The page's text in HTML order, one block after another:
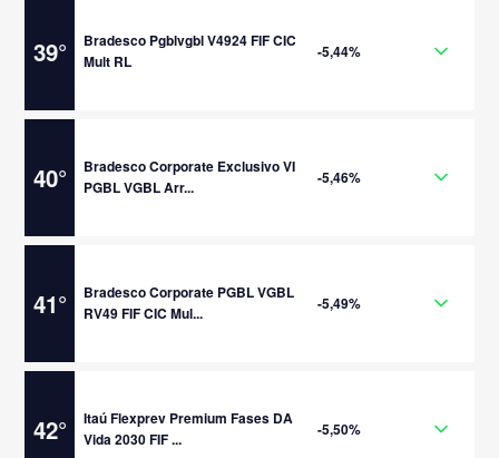
39°
Bradesco Pgblvgbl V4924 FIF CIC
Mult RL
-5,44%
40°
Bradesco Corporate Exclusivo VI
PGBL VGBL Arr...
-5,46%
41°
Bradesco Corporate PGBL VGBL
RV49 FIF CIC Mul...
-5,49%
42°
Itaú Flexprev Premium Fases DA
Vida 2030 FIF ...
-5,50%